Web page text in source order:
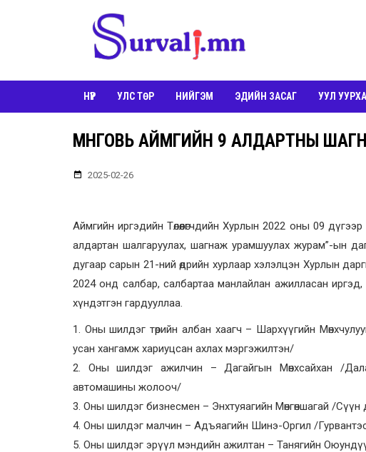
НҮҮР УЛС ТӨР НИЙГЭМ ЭДИЙН ЗАСАГ УУЛ
ӨМНӨГОВЬ АЙМГИЙН 9 АЛДАРТНЫ
2025-02-26
Аймгийн иргэдийн Төлөөлөгчдийн Хурлын 2022 оны 09
алдартан шалгаруулах, шагнаж урамшуулах журам”-ын
дугаар сарын 21-ний өдрийн хурлаар хэлэлцэн Хурлын
2024 онд салбар, салбартаа манлайлан ажилласан
хүндэтгэн гардууллаа.
1. Оны шилдэг төрийн албан хаагч – Шархүүгийн
усан хангамж хариуцсан ахлах мэргэжилтэн/
2. Оны шилдэг ажилчин – Дагайгын Мөнхсайхан /
автомашины жолооч/
3. Оны шилдэг бизнесмен – Энхтуяагийн Мөнгөншагай /
4. Оны шилдэг малчин – Адъяагийн Шинэ-Оргил /
5. Оны шилдэг эрүүл мэндийн ажилтан – Танягийн